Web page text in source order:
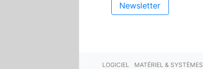
Newsletter
LOGICIEL MATÉRIEL & SYSTÈMES